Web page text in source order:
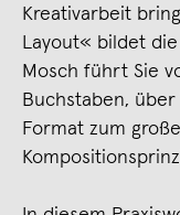
Kreativarbeit
Layout« bildet
Mosch führt Sie
Buchstaben,
Format zum